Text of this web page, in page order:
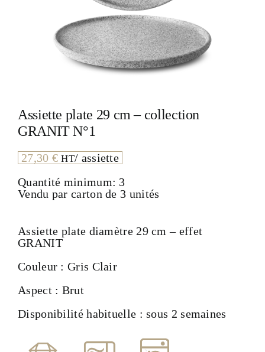
Assiette plate 29 cm – collection
GRANIT N°1
27,30 € HT/ assiette
Quantité minimum: 3
Vendu par carton de 3 unités
Assiette plate diamètre 29 cm – effet
GRANIT
Couleur : Gris Clair
Aspect : Brut
Disponibilité habituelle : sous 2 semaines